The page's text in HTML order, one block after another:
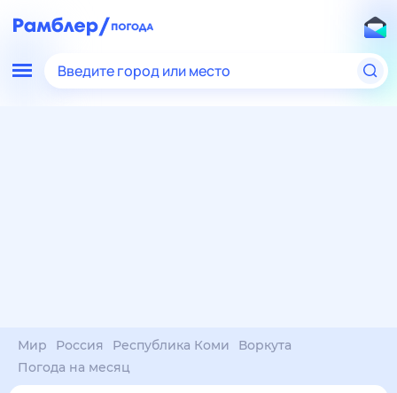
Введите город или место
Мир Россия Республика Коми
Воркута
Погода на месяц